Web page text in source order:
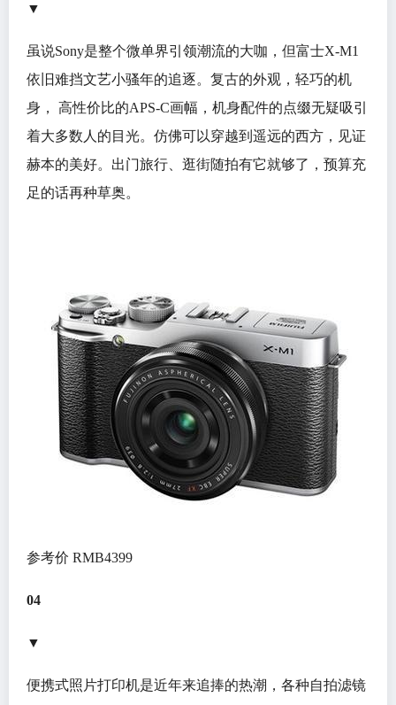
▼
虽说Sony是整个微单界引领潮流的大咖，但富士X-M1
依旧难挡文艺小骚年的追逐。复古的外观，轻巧的机
身， 高性价比的APS-C画幅，机身配件的点缀无疑吸引
着大多数人的目光。仿佛可以穿越到遥远的西方，见证
赫本的美好。出门旅行、逛街随拍有它就够了，预算充
足的话再种草奥。
参考价 RMB4399
04
▼
便携式照片打印机是近年来追捧的热潮，各种自拍滤镜